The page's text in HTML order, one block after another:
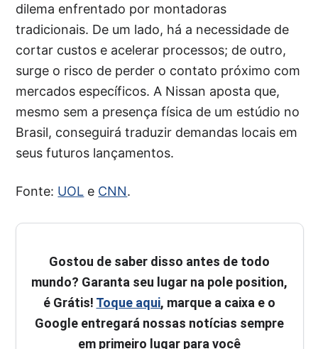
dilema enfrentado por montadoras
tradicionais. De um lado, há a necessidade de
cortar custos e acelerar processos; de outro,
surge o risco de perder o contato próximo com
mercados específicos. A Nissan aposta que,
mesmo sem a presença física de um estúdio no
Brasil, conseguirá traduzir demandas locais em
seus futuros lançamentos.
Fonte: UOL e CNN.
Gostou de saber disso antes de todo
mundo? Garanta seu lugar na pole position,
é Grátis! Toque aqui, marque a caixa e o
Google entregará nossas notícias sempre
em primeiro lugar para você